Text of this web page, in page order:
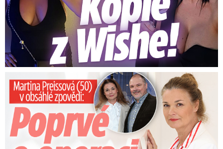
Preissová (50) v obsáhlé zpovědi: Poprvé o operaci manžela